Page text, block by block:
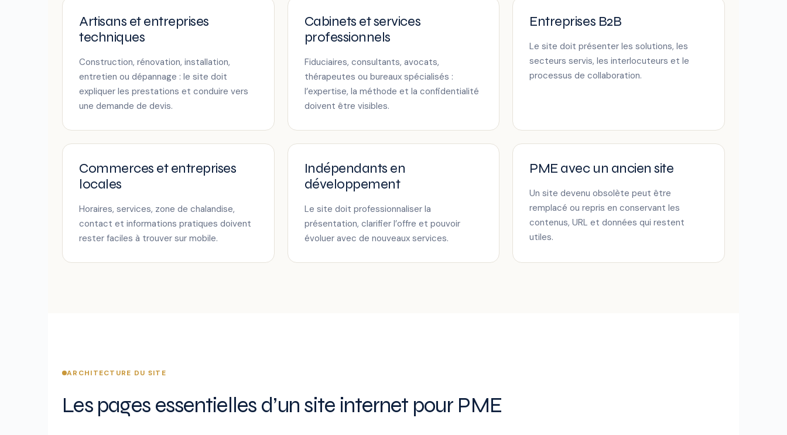
Artisans et entreprises
techniques
Construction, rénovation, installation,
entretien ou dépannage : le site doit
expliquer les prestations et conduire vers
une demande de devis.
Cabinets et services
professionnels
Fiduciaires, consultants, avocats,
thérapeutes ou bureaux spécialisés :
l’expertise, la méthode et la confidentialité
doivent être visibles.
Entreprises B2B
Le site doit présenter les solutions, les
secteurs servis, les interlocuteurs et le
processus de collaboration.
Commerces et entreprises
locales
Horaires, services, zone de chalandise,
contact et informations pratiques doivent
rester faciles à trouver sur mobile.
Indépendants en
développement
Le site doit professionnaliser la
présentation, clarifier l’offre et pouvoir
évoluer avec de nouveaux services.
PME avec un ancien site
Un site devenu obsolète peut être
remplacé ou repris en conservant les
contenus, URL et données qui restent
utiles.
ARCHITECTURE DU SITE
Les pages essentielles d’un site internet pour PME